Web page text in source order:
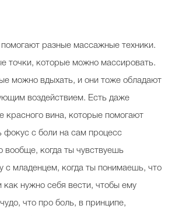
помогают разные массажные техники.
точки, которые можно массировать.
можно вдыхать, и они тоже обладают
воздействием. Есть даже
красного вина, которые помогают
фокус с боли на сам процесс
вообще, когда ты чувствуешь
с младенцем, когда ты понимаешь, что
как нужно себя вести, чтобы ему
что про боль, в принципе,